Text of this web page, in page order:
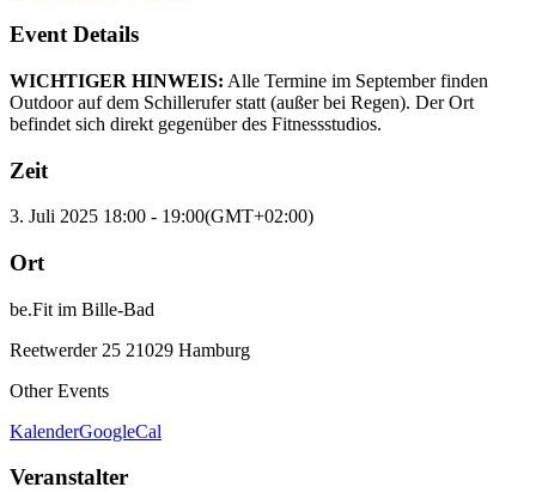
Event Details
WICHTIGER HINWEIS: Alle Termine im September finden
Outdoor auf dem Schillerufer statt (außer bei Regen). Der Ort
befindet sich direkt gegenüber des Fitnessstudios.
Zeit
3. Juli 2025 18:00 - 19:00(GMT+02:00)
Ort
be.Fit im Bille-Bad
Reetwerder 25 21029 Hamburg
Other Events
KalenderGoogleCal
Veranstalter